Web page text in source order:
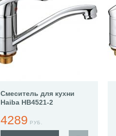
Смеситель для кухни
Haiba HB4521-2
4289 РУБ.